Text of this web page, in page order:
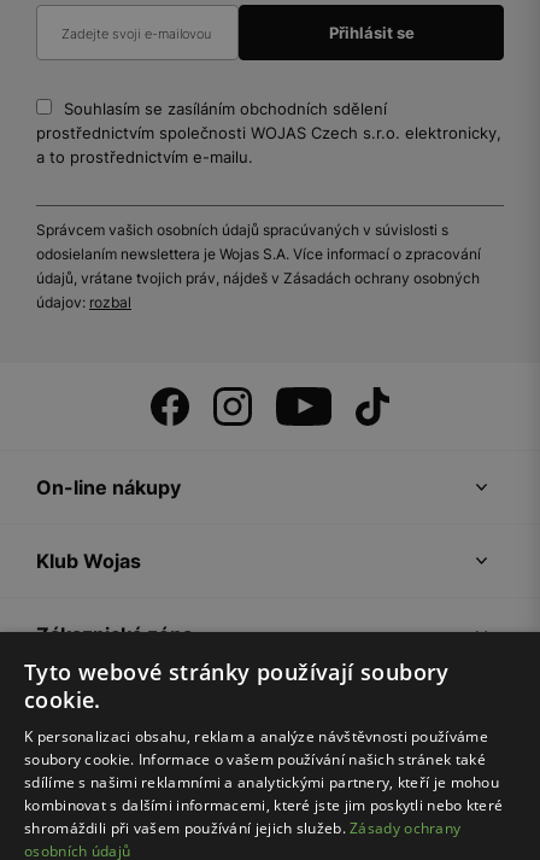
Souhlasím se zasíláním obchodních sdělení
prostřednictvím společnosti WOJAS Czech s.r.o. elektronicky,
a to prostřednictvím e-mailu.
Správcem vašich osobních údajů spracúvaných v súvislosti s
odosielaním newslettera je Wojas S.A. Více informací o zpracování
údajů, vrátane tvojich práv, nájdeš v Zásadách ochrany osobných
údajov: rozbal
On-line nákupy
Klub Wojas
Zákaznická zóna
Společnost Wojas
Rady
Tyto webové stránky používají soubory
cookie.
K personalizaci obsahu, reklam a analýze návštěvnosti používáme
soubory cookie. Informace o vašem používání našich stránek také
sdílíme s našimi reklamními a analytickými partnery, kteří je mohou
kombinovat s dalšími informacemi, které jste jim poskytli nebo které
shromáždili při vašem používání jejich služeb.Zásady ochrany
osobních údajů